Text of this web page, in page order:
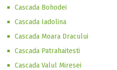
Cascada Bohodei
Cascada Iadolina
Cascada Moara Dracului
Cascada Patrahaitesti
Cascada Valul Miresei